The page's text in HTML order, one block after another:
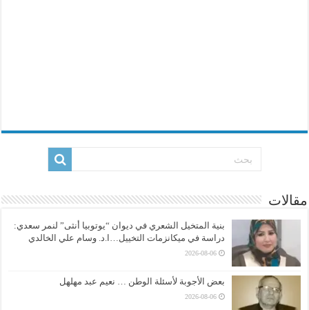
مقالات
بنية المتخيل الشعري في ديوان “يوتوبيا أنثى” لنمر سعدي:
دراسة في ميكانزمات التخييل…ا.د. وسام علي الخالدي
2026-08-06
بعض الأجوبة لأسئلة الوطن … نعيم عبد مهلهل
2026-08-06